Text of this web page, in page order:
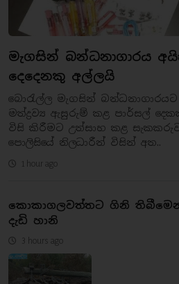
මැගසින් බන්ධනාගාරය
දෙදෙනකු අල්ලයි
බොරැල්ල මැගසින්
මත්ද්‍රව්‍ය ඇසුරුම් කළ පාර්සල්
විසි කිරීමට උත්සාහ කළ
පොලිසියේ නිලධාරීන් විසින් අත..
1 hour ago
කොකාගලවත්තට ගිනි
දැඩි හානි
3 hours ago